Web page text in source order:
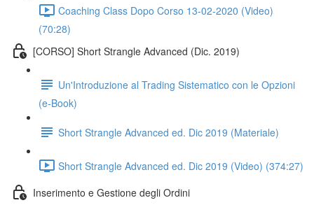
Coaching Class Dopo Corso 13-02-2020 (Video)
(70:28)
[CORSO] Short Strangle Advanced (Dic. 2019)
Un'Introduzione al Trading Sistematico con le Opzioni
(e-Book)
Short Strangle Advanced ed. Dic 2019 (Materiale)
Short Strangle Advanced ed. Dic 2019 (Video) (374:27)
Inserimento e Gestione degli Ordini